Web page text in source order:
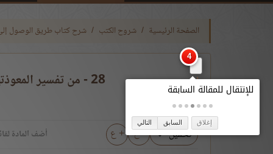
الصفحة الرئيسية شروح الكتب شرح كتاب طريق الوصول إلى
28 - من تفسير المعوذتين ورسالته في القياس. القواعد 348 -360‏
تحميل - ع + ع أضف المادة
إغلاق السابق التالي